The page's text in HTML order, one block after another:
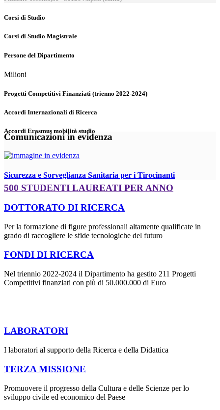
Corsi di Studio
Corsi di Studio Magistrale
Persone del Dipartimento
Milioni
Progetti Competitivi Finanziati (trienno 2022-2024)
Accordi Internazionali di Ricerca
Accordi Erasmus mobilità studio
Comunicazioni in evidenza
Sicurezza e Sorveglianza Sanitaria per i Tirocinanti
500 STUDENTI LAUREATI PER ANNO
DOTTORATO DI RICERCA
Per la formazione di figure professionali altamente qualificate in
grado di raccogliere le sfide tecnologiche del futuro
FONDI DI RICERCA
Nel triennio 2022-2024 il Dipartimento ha gestito 211 Progetti
Competitivi finanziati con più di 50.000.000 di Euro
LABORATORI
I laboratori al supporto della Ricerca e della Didattica
TERZA MISSIONE
Promuovere il progresso della Cultura e delle Scienze per lo
sviluppo civile ed economico del Paese